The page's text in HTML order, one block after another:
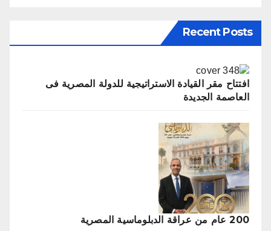
Recent Posts
‬العاصمة‭ ‬الجديدة
200 عام من عراقة الدبلوماسية المصرية